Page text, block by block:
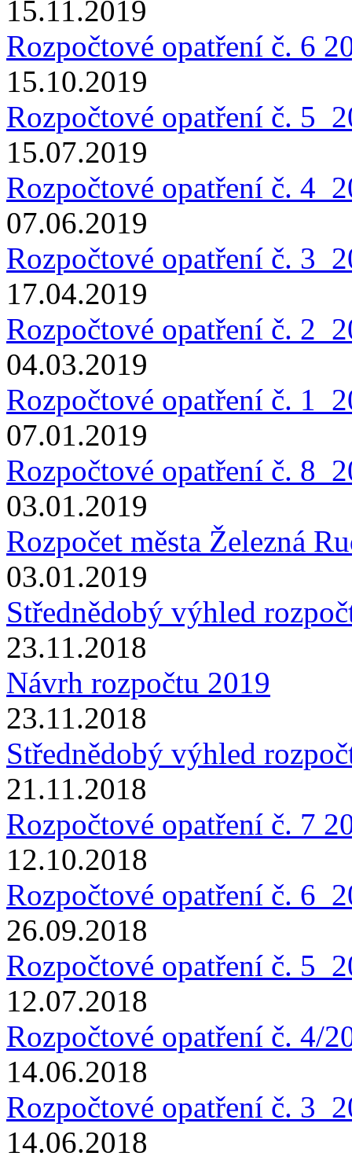
15.11.2019
Rozpočtové opatření č. 6
15.10.2019
Rozpočtové opatření č.
15.07.2019
Rozpočtové opatření č.
07.06.2019
Rozpočtové opatření č.
17.04.2019
Rozpočtové opatření č.
04.03.2019
Rozpočtové opatření č.
07.01.2019
Rozpočtové opatření č.
03.01.2019
Rozpočet města Železná
03.01.2019
Střednědobý výhled
23.11.2018
Návrh rozpočtu 2019
23.11.2018
Střednědobý výhled
21.11.2018
Rozpočtové opatření č. 7
12.10.2018
Rozpočtové opatření č.
26.09.2018
Rozpočtové opatření č.
12.07.2018
Rozpočtové opatření č. 4/
14.06.2018
Rozpočtové opatření č.
14.06.2018